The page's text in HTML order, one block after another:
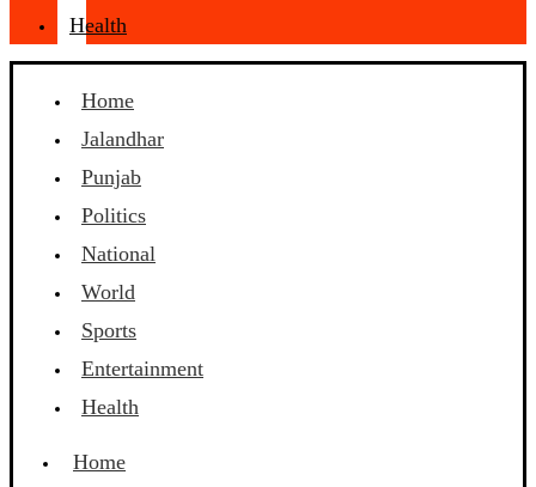
Health
Home
Jalandhar
Punjab
Politics
National
World
Sports
Entertainment
Health
Home